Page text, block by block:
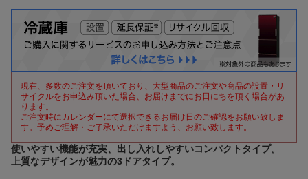
現在、多数のご注文を頂いており、大型商品のご注文や商品の設置・リ
サイクルをお申込み頂いた場合、お届けまでにお日にちを頂く場合があ
ります。
ご注文時にカレンダーにて選択できるお届け日のご確認をお願い致しま
す。予めご理解・ご了承いただけますよう、お願い致します。
使いやすい機能が充実、出し入れしやすいコンパクトタイプ。
上質なデザインが魅力の3ドアタイプ。